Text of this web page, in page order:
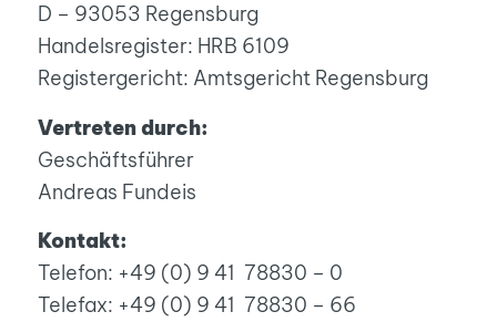
D – 93053 Regensburg
Handelsregister: HRB 6109
Registergericht: Amtsgericht Regensburg
Vertreten durch:
Geschäftsführer
Andreas Fundeis
Kontakt:
Telefon: +49 (0) 9 41 78830 – 0
Telefax: +49 (0) 9 41 78830 – 66